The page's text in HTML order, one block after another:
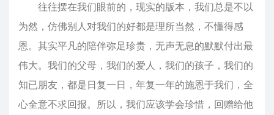
往往摆在我们眼前的，现实的版本，我们总是不以
为然，仿佛别人对我们的好都是理所当然，不懂得感
恩。其实平凡的陪伴弥足珍贵，无声无息的默默付出最
伟大。我们的父母，我们的爱人，我们的孩子，我们的
知已朋友，都是日复一日，年复一年的施恩于我们，全
心全意不求回报。所以，我们应该学会珍惜，回赠给他